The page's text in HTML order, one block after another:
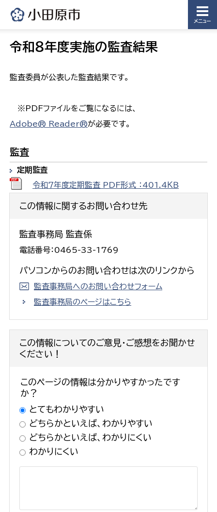
メニュー
令和８年度実施の監査結果
監査委員が公表した監査結果です。
※PDFファイルをご覧になるには、
Adobe® Reader®が必要です。
監査
定期監査
令和７年度定期監査 PDF形式 ：401.4ＫＢ
この情報に関するお問い合わせ先
監査事務局 監査係
電話番号：0465-33-1769
パソコンからのお問い合わせは次のリンクから
監査事務局へのお問い合わせフォーム
監査事務局のページはこちら
この情報についてのご意見・ご感想をお聞かせ
ください！
このページの情報は分かりやすかったです
か？
とてもわかりやすい
どちらかといえば、わかりやすい
どちらかといえば、わかりにくい
わかりにくい